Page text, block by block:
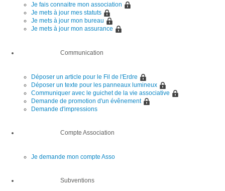
Je fais connaitre mon association
Je mets à jour mes statuts
Je mets à jour mon bureau
Je mets à jour mon assurance
Communication
Déposer un article pour le Fil de l'Erdre
Déposer un texte pour les panneaux lumineux
Communiquer avec le guichet de la vie associative
Demande de promotion d'un évênement
Demande d'impressions
Compte Association
Je demande mon compte Asso
Subventions